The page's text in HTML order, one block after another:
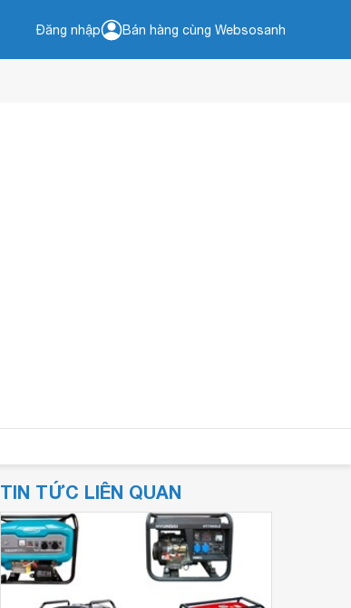
Đăng nhập Bán hàng cùng Websosanh
TIN TỨC LIÊN QUAN